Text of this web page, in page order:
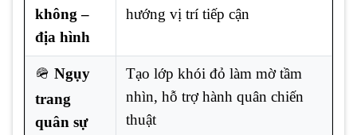
không –
địa hình
hướng vị trí tiếp cận
🪖 Ngụy
trang
quân sự
Tạo lớp khói đỏ làm mờ tầm
nhìn, hỗ trợ hành quân chiến
thuật